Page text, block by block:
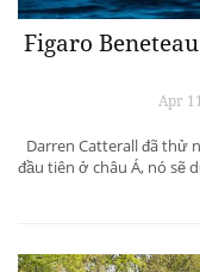
Figaro
Apr
Darren Catterall đã thử
đầu tiên ở châu Á, nó sẽ